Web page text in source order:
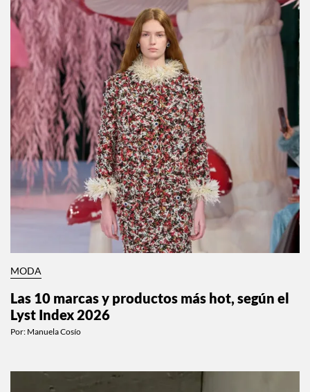
MODA
Las 10 marcas y productos más hot, según el
Lyst Index 2026
Por: Manuela Cosío